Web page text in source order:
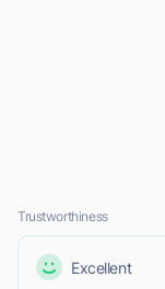
Trustworthiness
Excellent